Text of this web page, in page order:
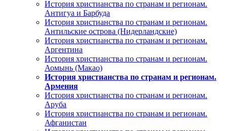
История христианства по странам и регионам.
Антигуа и Барбуда
История христианства по странам и регионам.
Антильские острова (Нидерландские)
История христианства по странам и регионам.
Аргентина
История христианства по странам и регионам.
Аомынь (Макао)
История христианства по странам и регионам.
Армения
История христианства по странам и регионам.
Аруба
История христианства по странам и регионам.
Афганистан